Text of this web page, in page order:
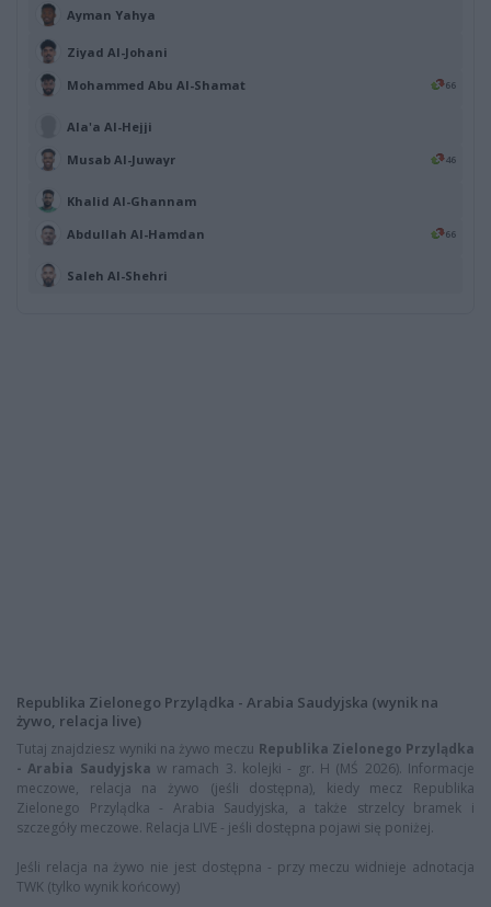
Ayman Yahya
Ziyad Al-Johani
Mohammed Abu Al-Shamat 66
Ala'a Al-Hejji
Musab Al-Juwayr 46
Khalid Al-Ghannam
Abdullah Al-Hamdan 66
Saleh Al-Shehri
Republika Zielonego Przylądka - Arabia Saudyjska (wynik na
żywo, relacja live)
Tutaj znajdziesz wyniki na żywo meczu Republika Zielonego Przylądka
- Arabia Saudyjska w ramach 3. kolejki - gr. H (MŚ 2026). Informacje
meczowe, relacja na żywo (jeśli dostępna), kiedy mecz Republika
Zielonego Przylądka - Arabia Saudyjska, a także strzelcy bramek i
szczegóły meczowe. Relacja LIVE - jeśli dostępna pojawi się poniżej.
Jeśli relacja na żywo nie jest dostępna - przy meczu widnieje adnotacja
TWK (tylko wynik końcowy)